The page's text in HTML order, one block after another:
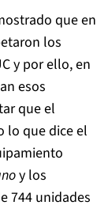
que en
los
y por ello, en
esos
que el
lo que dice el
y los
744 unidades